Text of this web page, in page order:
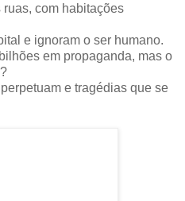
com habitações
e ignoram o ser humano.
em propaganda, mas o
e tragédias que se